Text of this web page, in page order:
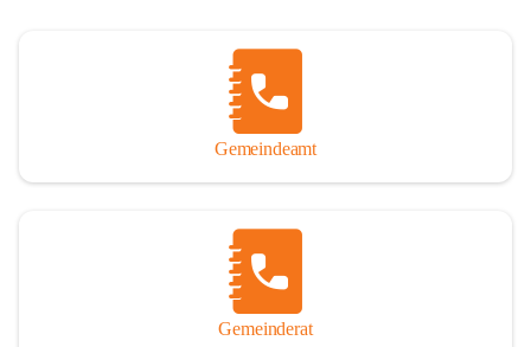
Gemeindeamt
Gemeinderat